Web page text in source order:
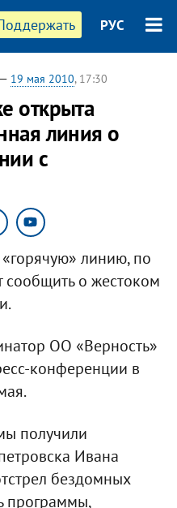
РУС
19 мая 2010, 17:30
открыта
линия о
с
линию, по
сообщить о жестоком
ОО «Верность»
конференции в
получили
Ивана
бездомных
программы,